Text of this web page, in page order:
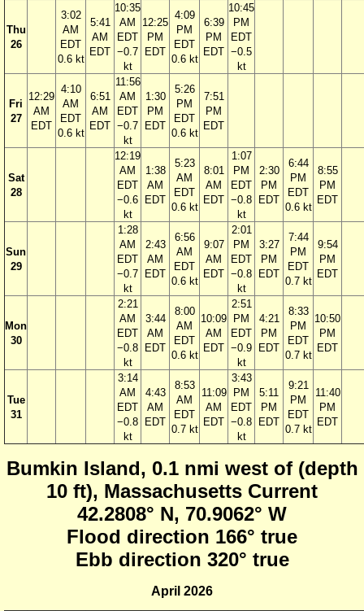
Thu
26
3:02
AM
EDT
0.6 kt
5:41
AM
EDT
10:35
AM
EDT
−0.7
kt
12:25
PM
EDT
4:09
PM
EDT
0.6 kt
6:39
PM
EDT
10:45
PM
EDT
−0.5
kt
Fri
27
12:29
AM
EDT
4:10
AM
EDT
0.6 kt
6:51
AM
EDT
11:56
AM
EDT
−0.7
kt
1:30
PM
EDT
5:26
PM
EDT
0.6 kt
7:51
PM
EDT
Sat
28
12:19
AM
EDT
−0.6
kt
1:38
AM
EDT
5:23
AM
EDT
0.6 kt
8:01
AM
EDT
1:07
PM
EDT
−0.8
kt
2:30
PM
EDT
6:44
PM
EDT
0.6 kt
8:55
PM
EDT
Sun
29
1:28
AM
EDT
−0.7
kt
2:43
AM
EDT
6:56
AM
EDT
0.6 kt
9:07
AM
EDT
2:01
PM
EDT
−0.8
kt
3:27
PM
EDT
7:44
PM
EDT
0.7 kt
9:54
PM
EDT
Mon
30
2:21
AM
EDT
−0.8
kt
3:44
AM
EDT
8:00
AM
EDT
0.6 kt
10:09
AM
EDT
2:51
PM
EDT
−0.9
kt
4:21
PM
EDT
8:33
PM
EDT
0.7 kt
10:50
PM
EDT
Tue
31
3:14
AM
EDT
−0.8
kt
4:43
AM
EDT
8:53
AM
EDT
0.7 kt
11:09
AM
EDT
3:43
PM
EDT
−0.8
kt
5:11
PM
EDT
9:21
PM
EDT
0.7 kt
11:40
PM
EDT
Bumkin Island, 0.1 nmi west of (depth
10 ft), Massachusetts Current
42.2808° N, 70.9062° W
Flood direction 166° true
Ebb direction 320° true
April 2026